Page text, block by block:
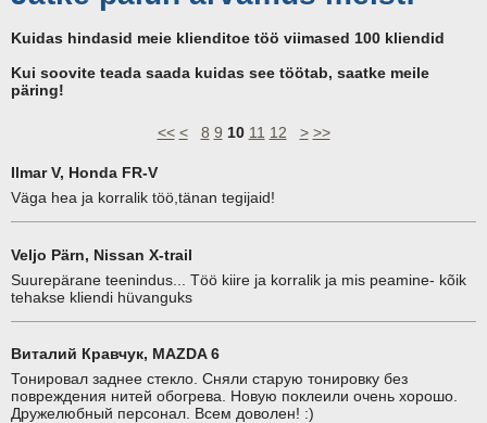
Kuidas hindasid meie klienditoe töö viimased 100 kliendid
Kui soovite teada saada kuidas see töötab, saatke meile
päring!
<< < 8 9 10 11 12 > >>
Ilmar V, Honda FR-V
Väga hea ja korralik töö,tänan tegijaid!
Veljo Pärn, Nissan X-trail
Suurepärane teenindus... Töö kiire ja korralik ja mis peamine- kõik
tehakse kliendi hüvanguks
Виталий Кравчук, MAZDA 6
Тонировал заднее стекло. Сняли старую тонировку без
повреждения нитей обогрева. Новую поклеили очень хорошо.
Дружелюбный персонал. Всем доволен! :)